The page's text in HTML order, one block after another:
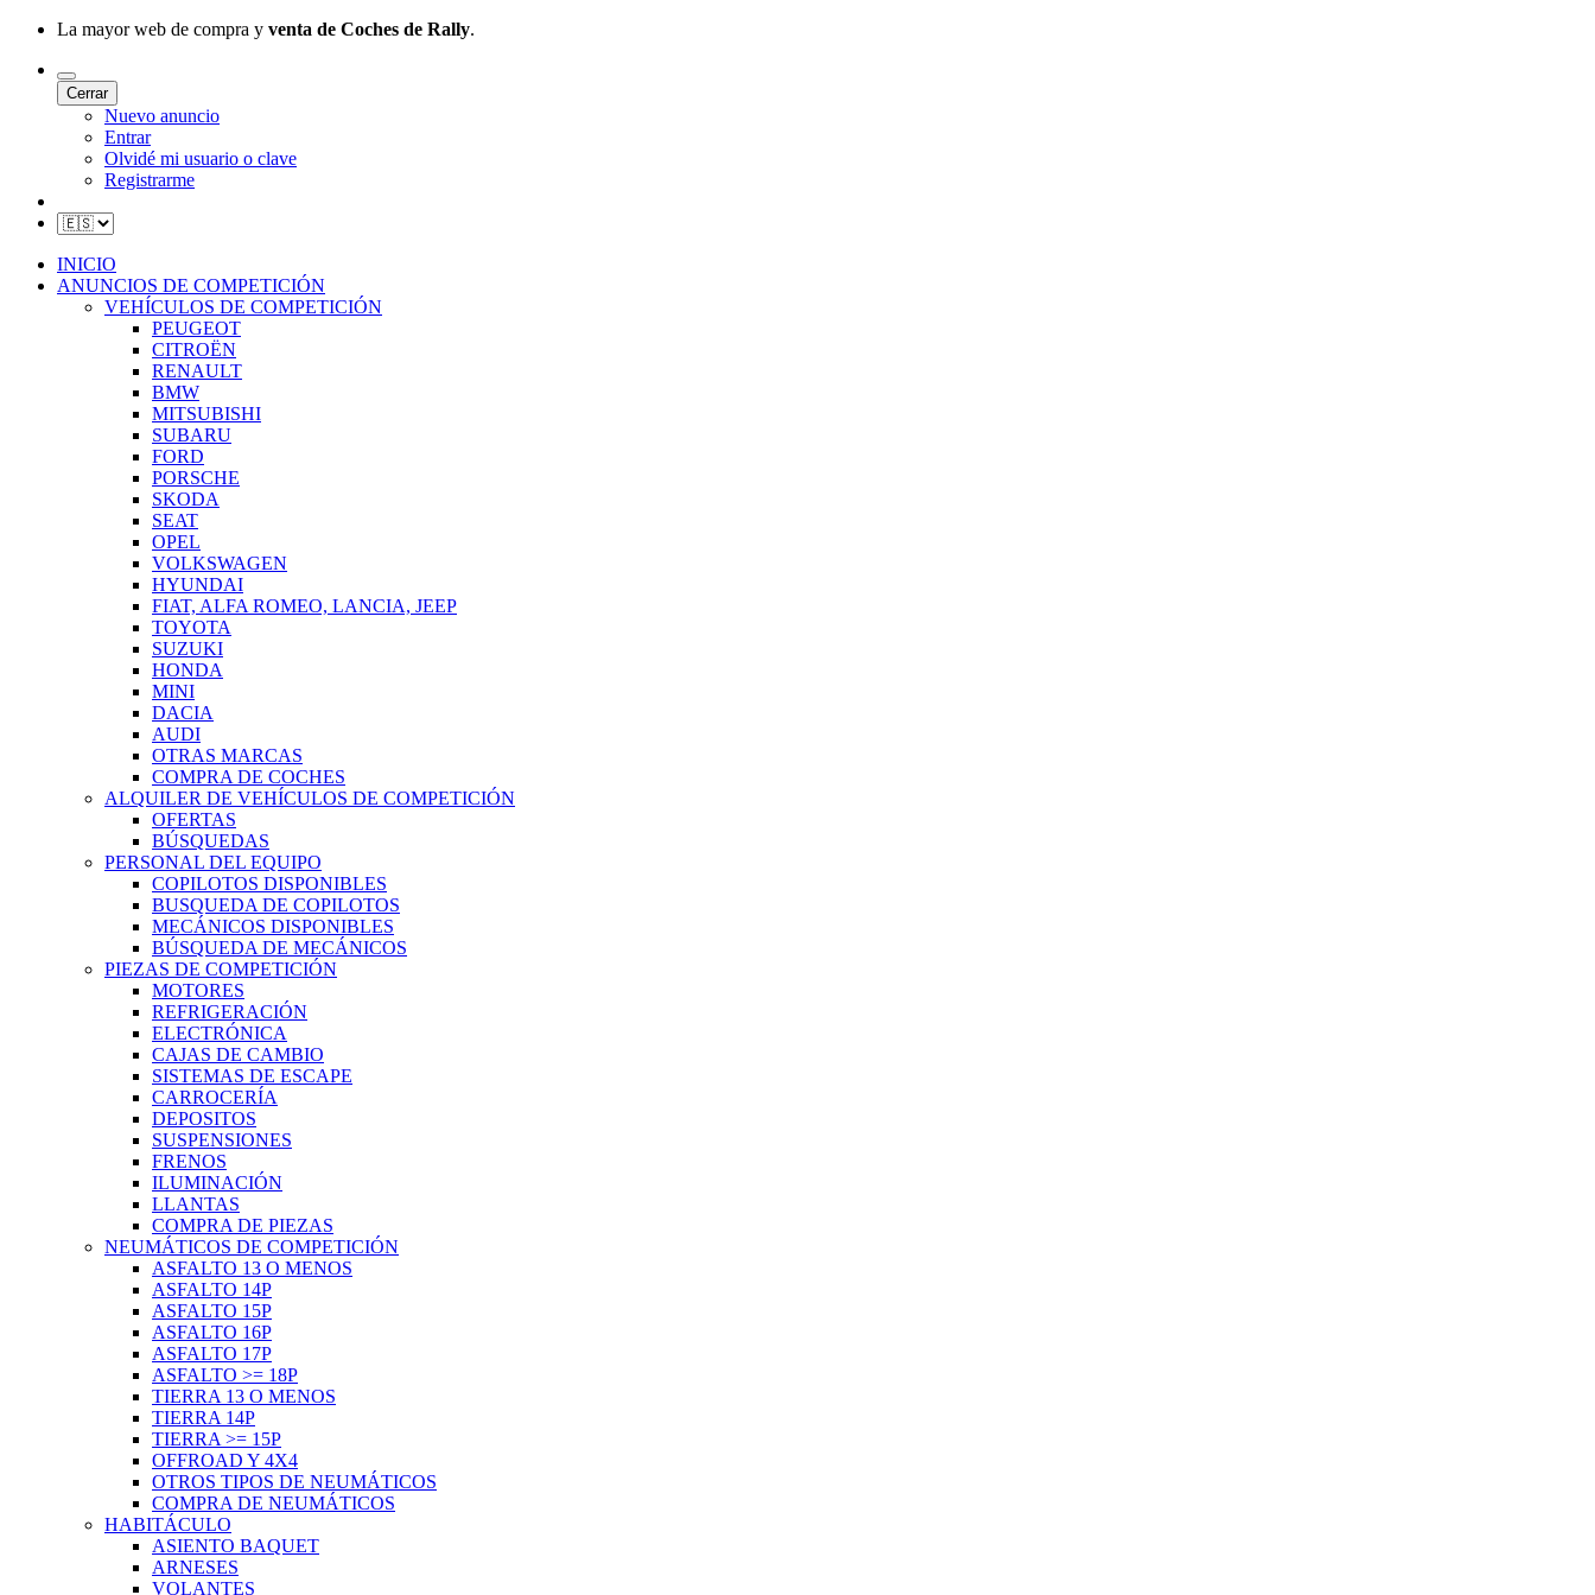
La mayor web de compra y venta de Coches de Rally.
Cerrar
Nuevo anuncio
Entrar
Olvidé mi usuario o clave
Registrarme
INICIO
ANUNCIOS DE COMPETICIÓN
VEHÍCULOS DE COMPETICIÓN
PEUGEOT
CITROËN
RENAULT
BMW
MITSUBISHI
SUBARU
FORD
PORSCHE
SKODA
SEAT
OPEL
VOLKSWAGEN
HYUNDAI
FIAT, ALFA ROMEO, LANCIA, JEEP
TOYOTA
SUZUKI
HONDA
MINI
DACIA
AUDI
OTRAS MARCAS
COMPRA DE COCHES
ALQUILER DE VEHÍCULOS DE COMPETICIÓN
OFERTAS
BÚSQUEDAS
PERSONAL DEL EQUIPO
COPILOTOS DISPONIBLES
BUSQUEDA DE COPILOTOS
MECÁNICOS DISPONIBLES
BÚSQUEDA DE MECÁNICOS
PIEZAS DE COMPETICIÓN
MOTORES
REFRIGERACIÓN
ELECTRÓNICA
CAJAS DE CAMBIO
SISTEMAS DE ESCAPE
CARROCERÍA
DEPOSITOS
SUSPENSIONES
FRENOS
ILUMINACIÓN
LLANTAS
COMPRA DE PIEZAS
NEUMÁTICOS DE COMPETICIÓN
ASFALTO 13 O MENOS
ASFALTO 14P
ASFALTO 15P
ASFALTO 16P
ASFALTO 17P
ASFALTO >= 18P
TIERRA 13 O MENOS
TIERRA 14P
TIERRA >= 15P
OFFROAD Y 4X4
OTROS TIPOS DE NEUMÁTICOS
COMPRA DE NEUMÁTICOS
HABITÁCULO
ASIENTO BAQUET
ARNESES
VOLANTES